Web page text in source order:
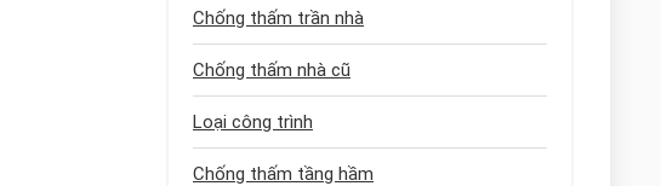
Chống thấm trần nhà
Chống thấm nhà cũ
Loại công trình
Chống thấm tầng hầm